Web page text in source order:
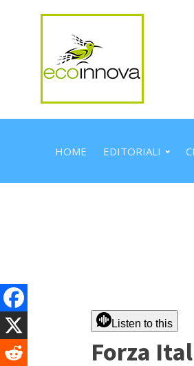
HOME EDITORIALI
Listen to this
Forza